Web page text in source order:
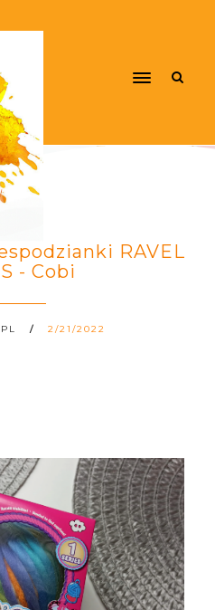
RAVEL
- Cobi
2/21/2022